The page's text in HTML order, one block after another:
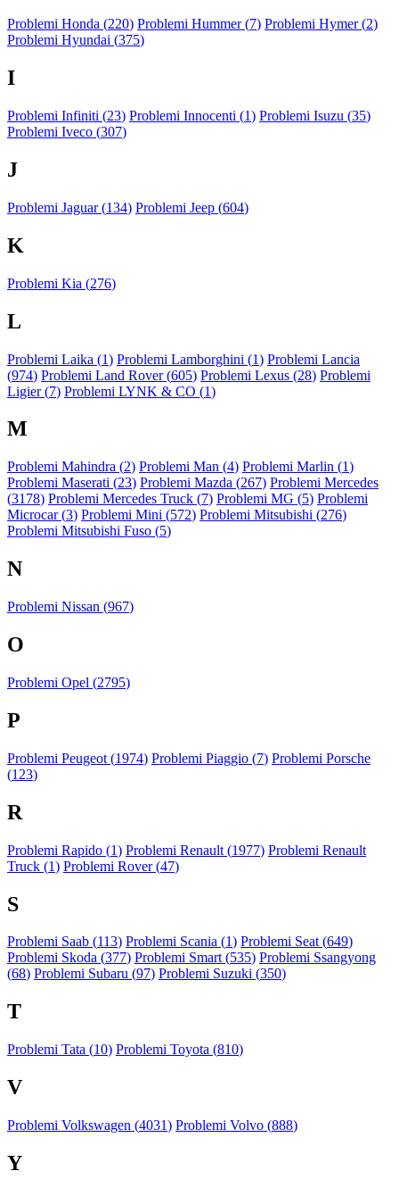
Problemi Honda (220) Problemi Hummer (7) Problemi Hymer (2)
Problemi Hyundai (375)
I
Problemi Infiniti (23) Problemi Innocenti (1) Problemi Isuzu (35)
Problemi Iveco (307)
J
Problemi Jaguar (134) Problemi Jeep (604)
K
Problemi Kia (276)
L
Problemi Laika (1) Problemi Lamborghini (1) Problemi Lancia
(974) Problemi Land Rover (605) Problemi Lexus (28) Problemi
Ligier (7) Problemi LYNK & CO (1)
M
Problemi Mahindra (2) Problemi Man (4) Problemi Marlin (1)
Problemi Maserati (23) Problemi Mazda (267) Problemi Mercedes
(3178) Problemi Mercedes Truck (7) Problemi MG (5) Problemi
Microcar (3) Problemi Mini (572) Problemi Mitsubishi (276)
Problemi Mitsubishi Fuso (5)
N
Problemi Nissan (967)
O
Problemi Opel (2795)
P
Problemi Peugeot (1974) Problemi Piaggio (7) Problemi Porsche
(123)
R
Problemi Rapido (1) Problemi Renault (1977) Problemi Renault
Truck (1) Problemi Rover (47)
S
Problemi Saab (113) Problemi Scania (1) Problemi Seat (649)
Problemi Skoda (377) Problemi Smart (535) Problemi Ssangyong
(68) Problemi Subaru (97) Problemi Suzuki (350)
T
Problemi Tata (10) Problemi Toyota (810)
V
Problemi Volkswagen (4031) Problemi Volvo (888)
Y